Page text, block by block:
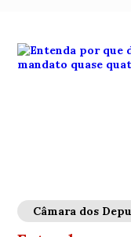
Câmara dos